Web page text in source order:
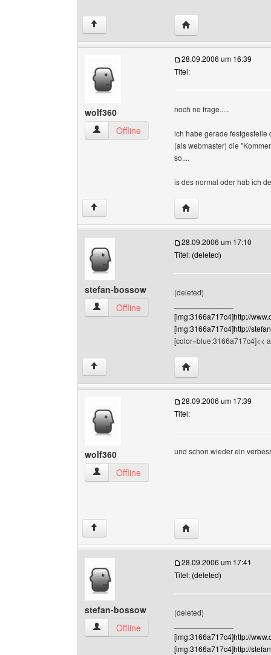
↑ Website dieses
wolf360
wolf360 Benutzer-Profile anzeigen
Offline
28.09.2006 um 16:39
Titel:
noch ne frage.....
ich habe gerade festgestelle
(als webmaster) die
so....
is des normal oder hab ich
↑ Website dieses
stefan-bossow
stefan-bossow Benutzer-Profile anzeigen
Offline
28.09.2006 um 17:10
Titel: (deleted)
(deleted)
[img:3166a717c4]http://
[img:3166a717c4]http://
[color=blue:3166a717c4]<<
↑ Website dieses
wolf360
wolf360 Benutzer-Profile anzeigen
Offline
28.09.2006 um 17:39
Titel:
und schon wieder ein
↑ Website dieses
stefan-bossow
stefan-bossow Benutzer-Profile anzeigen
Offline
28.09.2006 um 17:41
Titel: (deleted)
(deleted)
[img:3166a717c4]http://
[img:3166a717c4]http://